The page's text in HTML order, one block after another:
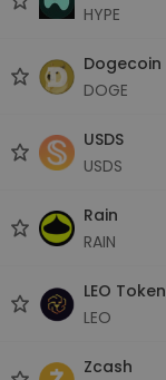
HYPE
Dogecoin
DOGE
USDS
USDS
Rain
RAIN
LEO Token
LEO
Zcash